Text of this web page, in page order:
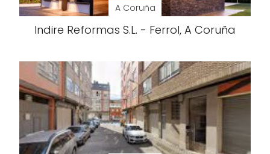
A Coruña
Indire Reformas S.L. - Ferrol, A Coruña